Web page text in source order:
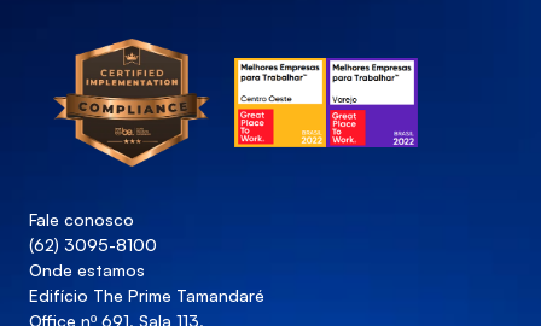
Fale conosco
(62) 3095-8100
Onde estamos
Edifício The Prime Tamandaré
Office nº 691, Sala 113,